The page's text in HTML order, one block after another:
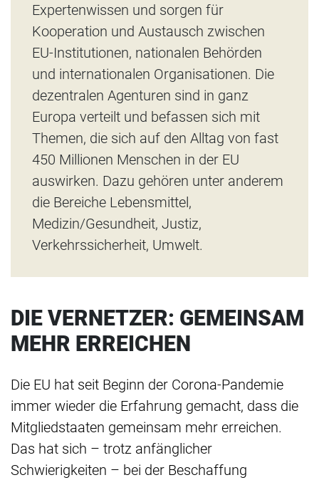
Expertenwissen und sorgen für
Kooperation und Austausch zwischen
EU-Institutionen, nationalen Behörden
und internationalen Organisationen. Die
dezentralen Agenturen sind in ganz
Europa verteilt und befassen sich mit
Themen, die sich auf den Alltag von fast
450 Millionen Menschen in der EU
auswirken. Dazu gehören unter anderem
die Bereiche Lebensmittel,
Medizin/Gesundheit, Justiz,
Verkehrssicherheit, Umwelt.
DIE VERNETZER: GEMEINSAM
MEHR ERREICHEN
Die EU hat seit Beginn der Corona-Pandemie
immer wieder die Erfahrung gemacht, dass die
Mitgliedstaaten gemeinsam mehr erreichen.
Das hat sich – trotz anfänglicher
Schwierigkeiten – bei der Beschaffung